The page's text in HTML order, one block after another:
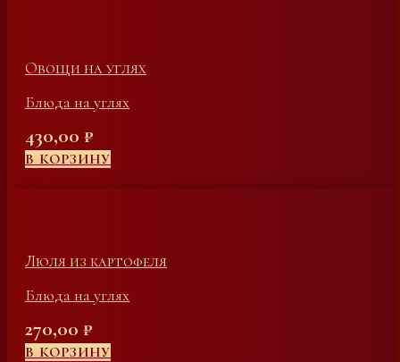
Овощи на углях
Блюда на углях
430,00 ₽
В КОРЗИНУ
Люля из картофеля
Блюда на углях
270,00 ₽
В КОРЗИНУ